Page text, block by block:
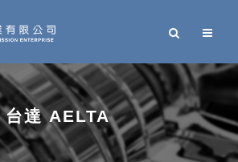
台達 AELTA